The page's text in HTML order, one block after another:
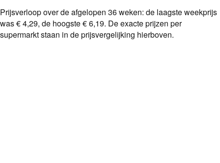
Prijsverloop over de afgelopen 36weken: de laagste weekprijs
was€ 4,29, de hoogste€ 6,19. De exacte prijzen per
supermarkt staan in de prijsvergelijking hierboven.